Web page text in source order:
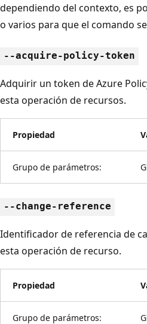
dependiendo del contexto, es
o varios para que el comando
--acquire-policy-token
Adquirir un token de Azure
esta operación de recursos.
Propiedad
Grupo de parámetros:
--change-reference
Identificador de referencia de
esta operación de recurso.
Propiedad
Grupo de parámetros: